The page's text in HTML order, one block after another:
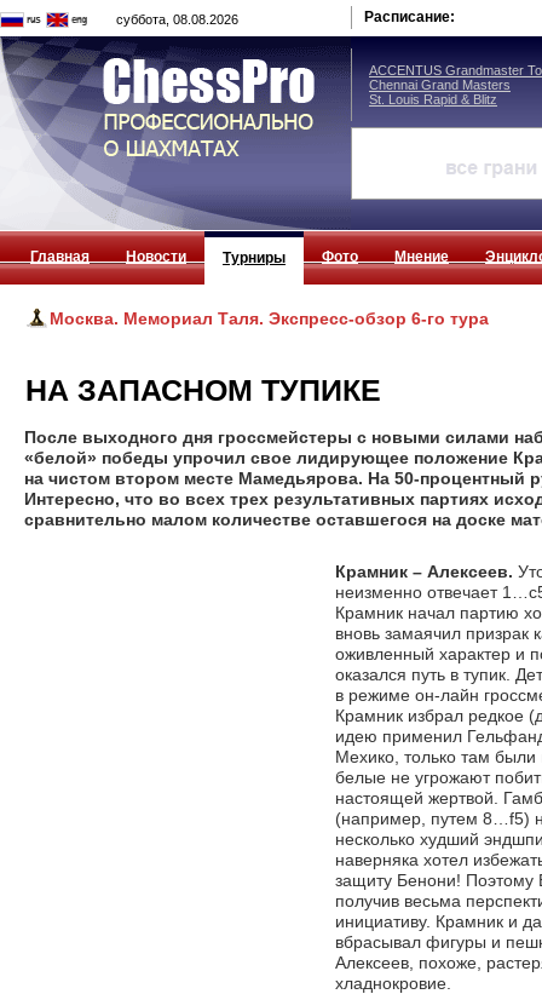
суббота, 08.08.2026 Расписание:
ACCENTUS Grandmaster
Chennai Grand Masters
St. Louis Rapid & Blitz
Главная Новости Турниры Фото Мнение
Москва. Мемориал Таля. Экспресс-обзор 6-го тура
НА ЗАПАСНОМ ТУПИКЕ
После выходного дня гроссмейстеры с новыми силами
«белой» победы упрочил свое лидирующее положение
на чистом втором месте Мамедьярова. На 50-процентный
Интересно, что во всех трех результативных партиях
сравнительно малом количестве оставшегося на доске
Крамник – Алексеев.
неизменно отвечает
Крамник начал партию
вновь замаячил призрак
оживленный характер и
оказался путь в тупик.
в режиме он-лайн
Крамник избрал редкое
идею применил
Мехико, только там
белые не угрожают
настоящей жертвой.
(например, путем 8…f5)
несколько худший
наверняка хотел
защиту Бенони! Поэтому
получив весьма
инициативу. Крамник и
вбрасывал фигуры и
Алексеев, похоже,
хладнокровие.